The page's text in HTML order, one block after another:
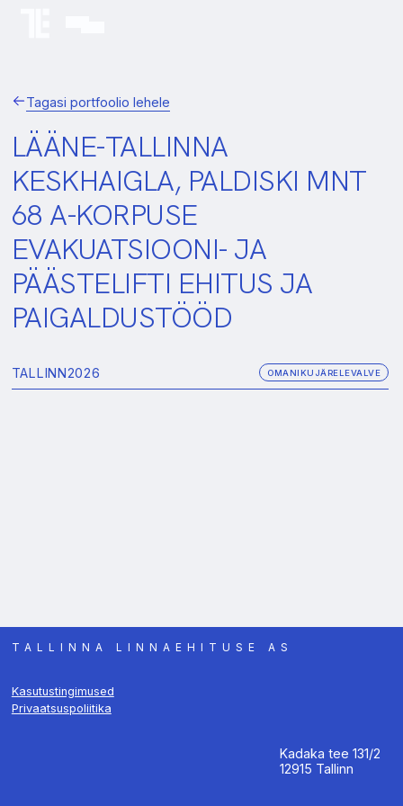
Tagasi portfoolio lehele
LÄÄNE-TALLINNA
KESKHAIGLA, PALDISKI MNT
68 A-KORPUSE
EVAKUATSIOONI- JA
PÄÄSTELIFTI EHITUS JA
PAIGALDUSTÖÖD
TALLINN2026 OMANIKUJÄRELEVALVE
TALLINNA LINNAEHITUSE AS
Kasutustingimused
Privaatsuspoliitika
Kadaka tee 131/2
12915 Tallinn